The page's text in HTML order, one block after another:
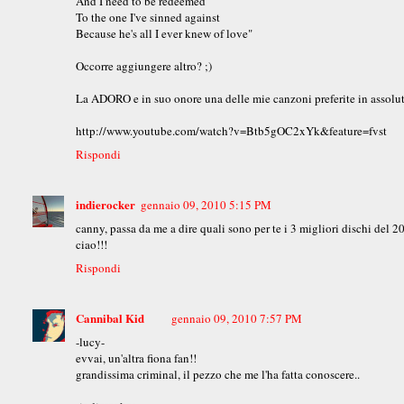
To the one I've sinned against
Because he's all I ever knew of love"
Occorre aggiungere altro? ;)
La ADORO e in suo onore una delle mie canzoni preferite in
http://www.youtube.com/watch?v=Btb5gOC2xYk&feature=fvst
Rispondi
indierocker gennaio 09, 2010 5:15 PM
canny, passa da me a dire quali sono per te i 3 migliori dischi del
ciao!!!
Rispondi
Cannibal Kid
gennaio 09, 2010 7:57 PM
-lucy-
evvai, un'altra fiona fan!!
grandissima criminal, il pezzo che me l'ha fatta conoscere..